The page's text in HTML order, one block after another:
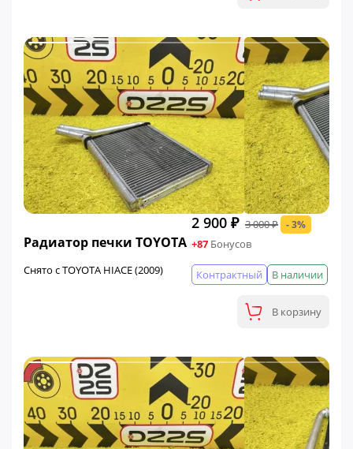
Радиатор печки TOYOTA
Снято с TOYOTA HIACE (2009)
2 900 ₽ 3 000 ₽ - 3%
+87 Бонусов
В наличии
Контрактный
В корзину